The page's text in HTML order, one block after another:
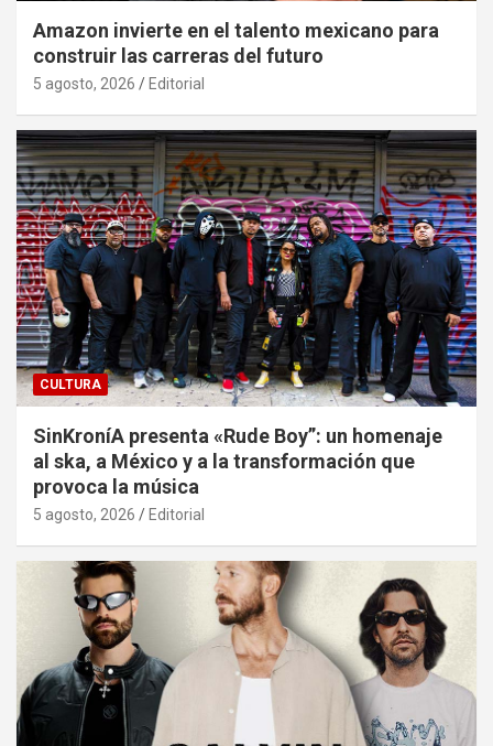
Amazon invierte en el talento mexicano para
construir las carreras del futuro
5 agosto, 2026 Editorial
CULTURA
SinKroníA presenta «Rude Boy”: un homenaje
al ska, a México y a la transformación que
provoca la música
5 agosto, 2026 Editorial